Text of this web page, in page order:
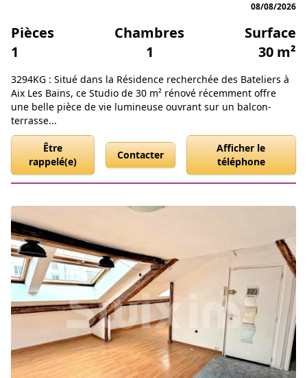
08/08/2026
Pièces
1
Chambres
1
Surface
30 m²
3294KG : Situé dans la Résidence recherchée des Bateliers à
Aix Les Bains, ce Studio de 30 m² rénové récemment offre
une belle pièce de vie lumineuse ouvrant sur un balcon-
terrasse...
Être
rappelé(e)
Contacter
Afficher le
téléphone